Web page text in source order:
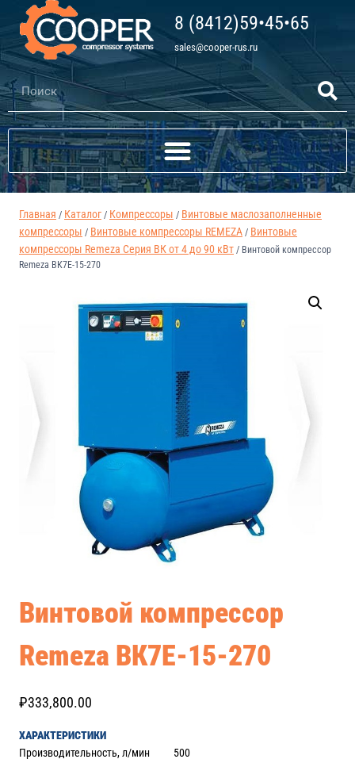
8 (8412)59•45•65
sales@cooper-rus.ru
Главная / Каталог / Компрессоры / Винтовые маслозаполненные
компрессоры / Винтовые компрессоры REMEZA / Винтовые
компрессоры Remeza Серия ВК от 4 до 90 кВт / Винтовой компрессор
Remeza ВК7E-15-270
Винтовой компрессор
Remeza ВК7E-15-270
₽333,800.00
ХАРАКТЕРИСТИКИ
Производительность, л/мин 500